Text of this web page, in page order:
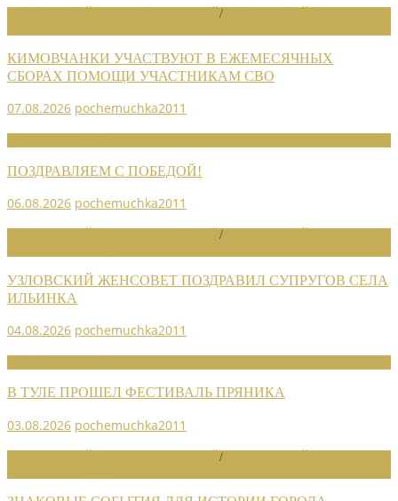
/
КИМОВЧАНКИ УЧАСТВУЮТ В ЕЖЕМЕСЯЧНЫХ
СБОРАХ ПОМОЩИ УЧАСТНИКАМ СВО
07.08.2026 pochemuchka2011
ПОЗДРАВЛЯЕМ С ПОБЕДОЙ!
06.08.2026 pochemuchka2011
/
УЗЛОВСКИЙ ЖЕНСОВЕТ ПОЗДРАВИЛ СУПРУГОВ СЕЛА
ИЛЬИНКА
04.08.2026 pochemuchka2011
В ТУЛЕ ПРОШЕЛ ФЕСТИВАЛЬ ПРЯНИКА
03.08.2026 pochemuchka2011
/